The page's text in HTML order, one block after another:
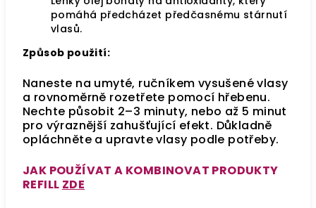
pomáhá předcházet předčasnému stárnutí
vlasů.
Způsob použití:
Naneste na umyté, ručníkem vysušené vlasy
a rovnoměrně rozetřete pomocí hřebenu.
Nechte působit 2–3 minuty, nebo až 5 minut
pro výraznější zahušťující efekt. Důkladně
opláchněte a upravte vlasy podle potřeby.
JAK POUŽÍVAT A KOMBINOVAT PRODUKTY
REFILL ZDE